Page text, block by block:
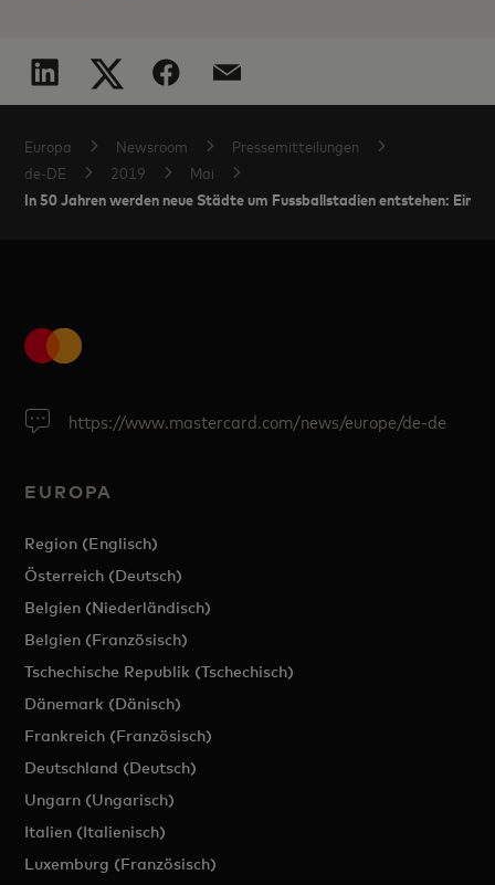
Europa Newsroom
Pressemitteilungen
de-DE
2019 Mai
In 50 Jahren werden neue Städte um Fussballstadien entstehen:
https://www.mastercard.com/news/europe/de-de
EUROPA
Region (Englisch)
Österreich (Deutsch)
Belgien (Niederländisch)
Belgien (Französisch)
Tschechische Republik (Tschechisch)
Dänemark (Dänisch)
Frankreich (Französisch)
Deutschland (Deutsch)
Ungarn (Ungarisch)
Italien (Italienisch)
Luxemburg (Französisch)